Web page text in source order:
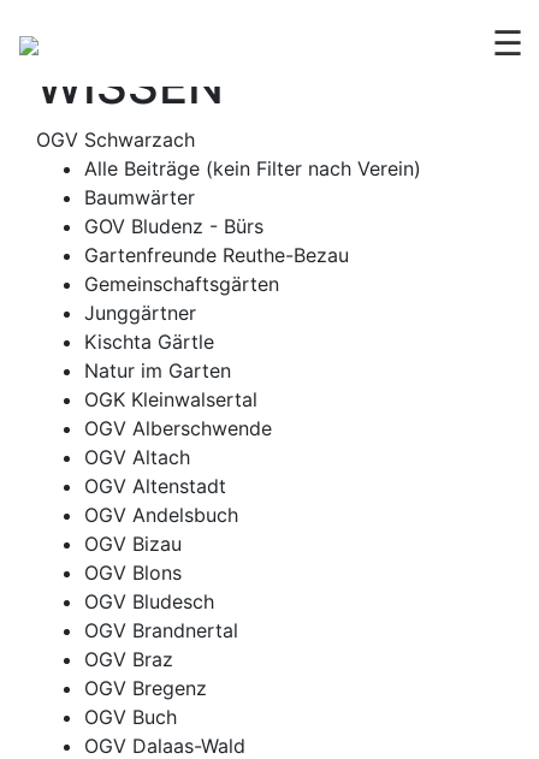
☰
OGV
WISSEN
OGV Schwarzach
Alle Beiträge (kein Filter nach Verein)
Baumwärter
GOV Bludenz - Bürs
Gartenfreunde Reuthe-Bezau
Gemeinschaftsgärten
Junggärtner
Kischta Gärtle
Natur im Garten
OGK Kleinwalsertal
OGV Alberschwende
OGV Altach
OGV Altenstadt
OGV Andelsbuch
OGV Bizau
OGV Blons
OGV Bludesch
OGV Brandnertal
OGV Braz
OGV Bregenz
OGV Buch
OGV Dalaas-Wald